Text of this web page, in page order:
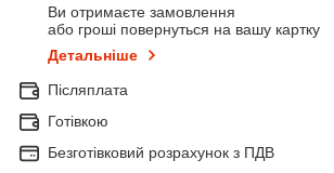
Ви отримаєте замовлення
або гроші повернуться на вашу картку
Детальніше
Післяплата
Готівкою
Безготівковий розрахунок з ПДВ